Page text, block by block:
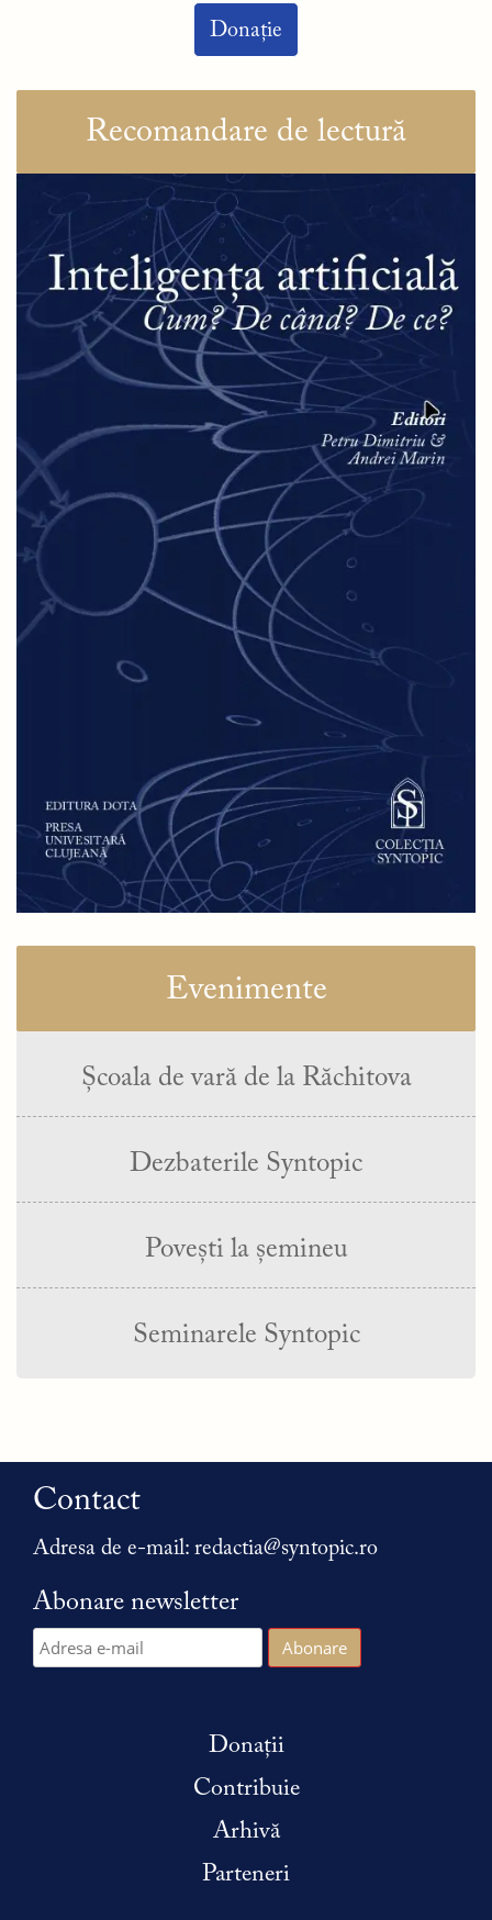
Donație
Recomandare de lectură
Evenimente
Școala de vară de la Răchitova
Dezbaterile Syntopic
Povești la șemineu
Seminarele Syntopic
Contact
Adresa de e-mail: redactia@syntopic.ro
Abonare newsletter
Donații
Contribuie
Arhivă
Parteneri